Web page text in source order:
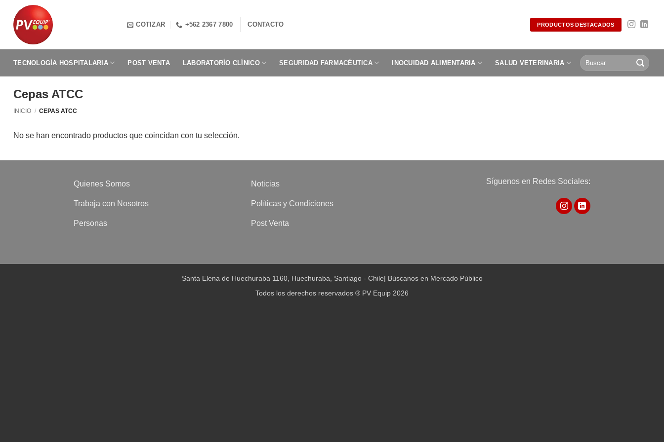
contenido
COTIZAR +562 2367 7800 CONTACTO PRODUCTOS DESTACADOS
TECNOLOGÍA HOSPITALARIA POST VENTA LABORATORÍO CLÍNICO SEGURIDAD FARMACÉUTICA INOCUIDAD ALIMENTARIA SALUD VETERINARIA
Buscar
por:
Cepas ATCC
INICIO / CEPAS ATCC
No se han encontrado productos que coincidan con tu selección.
Quienes Somos
Trabaja con Nosotros
Personas
Noticias
Políticas y Condiciones
Post Venta
Síguenos en Redes Sociales:
Santa Elena de Huechuraba 1160, Huechuraba, Santiago - Chile| Búscanos en Mercado Público
Todos los derechos reservados ® PV Equip 2026